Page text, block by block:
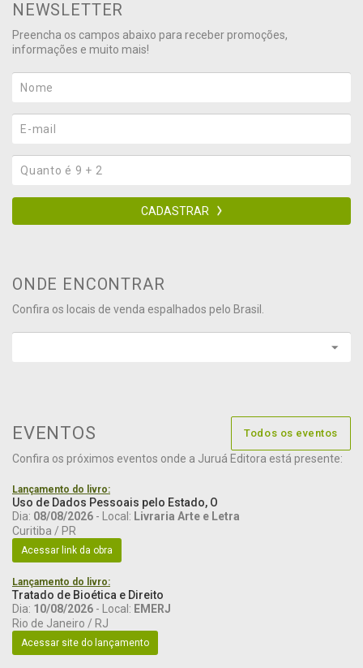
NEWSLETTER
Preencha os campos abaixo para receber promoções,
informações e muito mais!
CADASTRAR
ONDE ENCONTRAR
Confira os locais de venda espalhados pelo Brasil.
EVENTOS Todos os eventos
Confira os próximos eventos onde a Juruá Editora está presente:
Lançamento do livro:
Uso de Dados Pessoais pelo Estado, O
Dia: 08/08/2026 - Local: Livraria Arte e Letra
Curitiba / PR
Acessar link da obra
Lançamento do livro:
Tratado de Bioética e Direito
Dia: 10/08/2026 - Local: EMERJ
Rio de Janeiro / RJ
Acessar site do lançamento